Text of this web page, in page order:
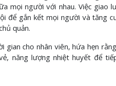
mọi người với nhau. Việc giao
để gắn kết mọi người và tăng
quản.
cho nhân viên, hứa hẹn
năng lượng nhiệt huyết để